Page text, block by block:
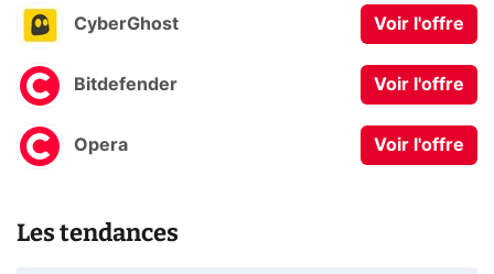
CyberGhost Voir l'offre
Bitdefender Voir l'offre
Opera Voir l'offre
Les tendances